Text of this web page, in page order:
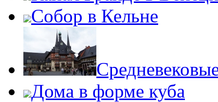
Собор в Кельне
Дома в форме куба